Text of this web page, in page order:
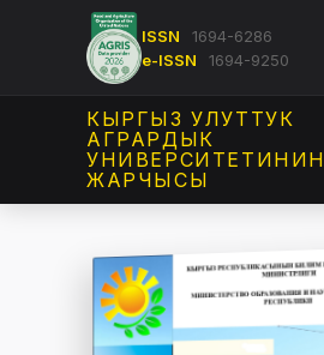
ISSN
1694-6286
e-ISSN
1694-9250
КЫРГЫЗ УЛУТТУК
АГРАРДЫК
УНИВЕРСИТЕТИНИН
ЖАРЧЫСЫ